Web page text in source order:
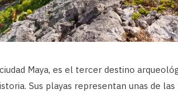
Maya, es el tercer destino
Sus playas representan unas de